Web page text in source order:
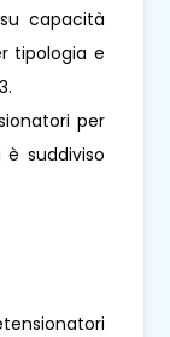
capacità
tipologia e
per
suddiviso